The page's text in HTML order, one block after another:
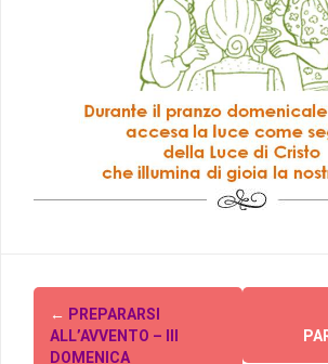
Post
navigation
← PREPARARSI
ALL’AVVENTO – III
DOMENICA